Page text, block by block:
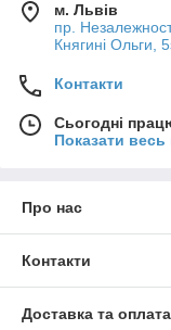
м. Львів
пр.
Княгині Ольги,
Контакти
Сьогодні
Показати весь
Про нас
Контакти
Доставка та оплата